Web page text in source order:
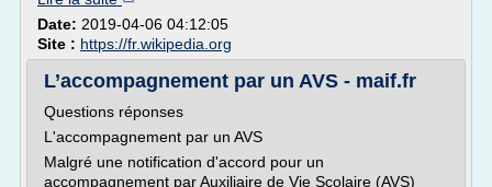
Date: 2019-04-06 04:12:05
Site : https://fr.wikipedia.org
L’accompagnement par un AVS - maif.fr
Questions réponses
L'accompagnement par un AVS
Malgré une notification d'accord pour un
accompagnement par Auxiliaire de Vie Scolaire (AVS)